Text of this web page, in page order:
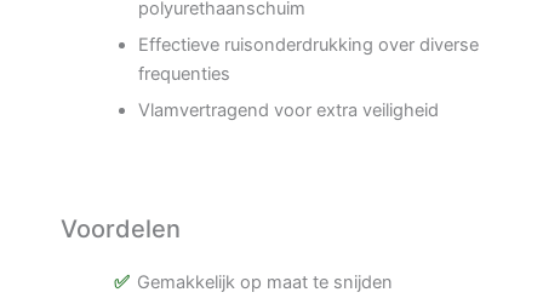
polyurethaanschuim
Effectieve ruisonderdrukking over diverse
frequenties
Vlamvertragend voor extra veiligheid
Voordelen
Gemakkelijk op maat te snijden